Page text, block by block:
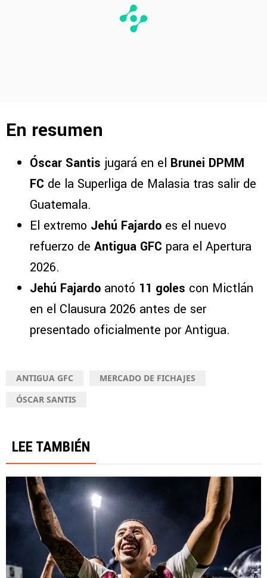
En resumen
Óscar Santis jugará en el Brunei DPMM
FC de la Superliga de Malasia tras salir de
Guatemala.
El extremo Jehú Fajardo es el nuevo
refuerzo de Antigua GFC para el Apertura
2026.
Jehú Fajardo anotó 11 goles con Mictlán
en el Clausura 2026 antes de ser
presentado oficialmente por Antigua.
ANTIGUA GFC
MERCADO DE FICHAJES
ÓSCAR SANTIS
LEE TAMBIÉN